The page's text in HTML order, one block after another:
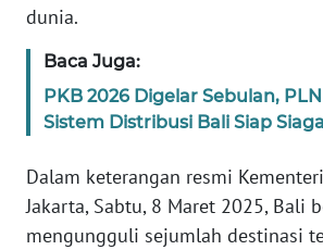
dunia.
Baca Juga:
PKB 2026 Digelar Sebulan,
Sistem Distribusi Bali Siap Siaga
Dalam keterangan resmi
Jakarta, Sabtu, 8 Maret 2025, Bali
mengungguli sejumlah destinasi
WN
WN
JABAR